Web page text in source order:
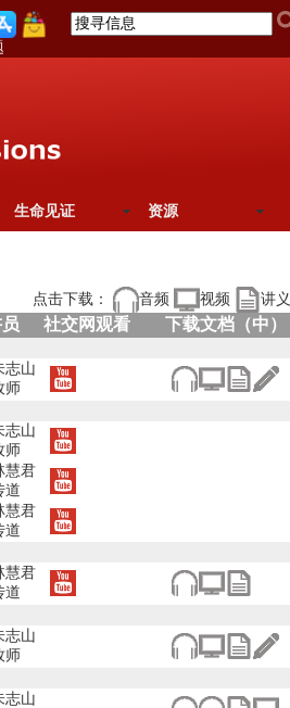
生命见证 资源
点击下载：
音频 视频 讲义
社交网观看 下载文档（中）
志山
师
志山
师
慧君
道
慧君
道
慧君
道
志山
师
志山